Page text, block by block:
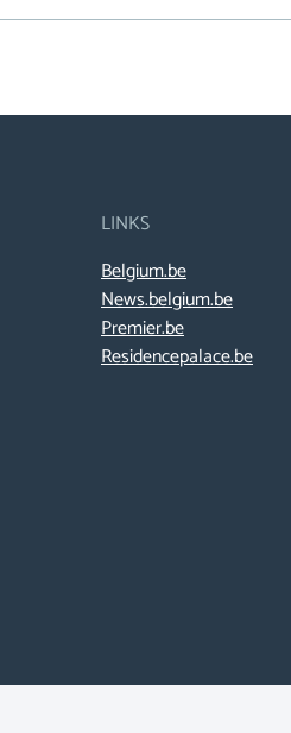
LINKS
Belgium.be
News.belgium.be
Premier.be
Residencepalace.be